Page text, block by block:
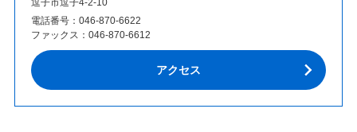
逗子市逗子4-2-10
電話番号： 046-870-6622
ファックス： 046-870-6612
アクセス